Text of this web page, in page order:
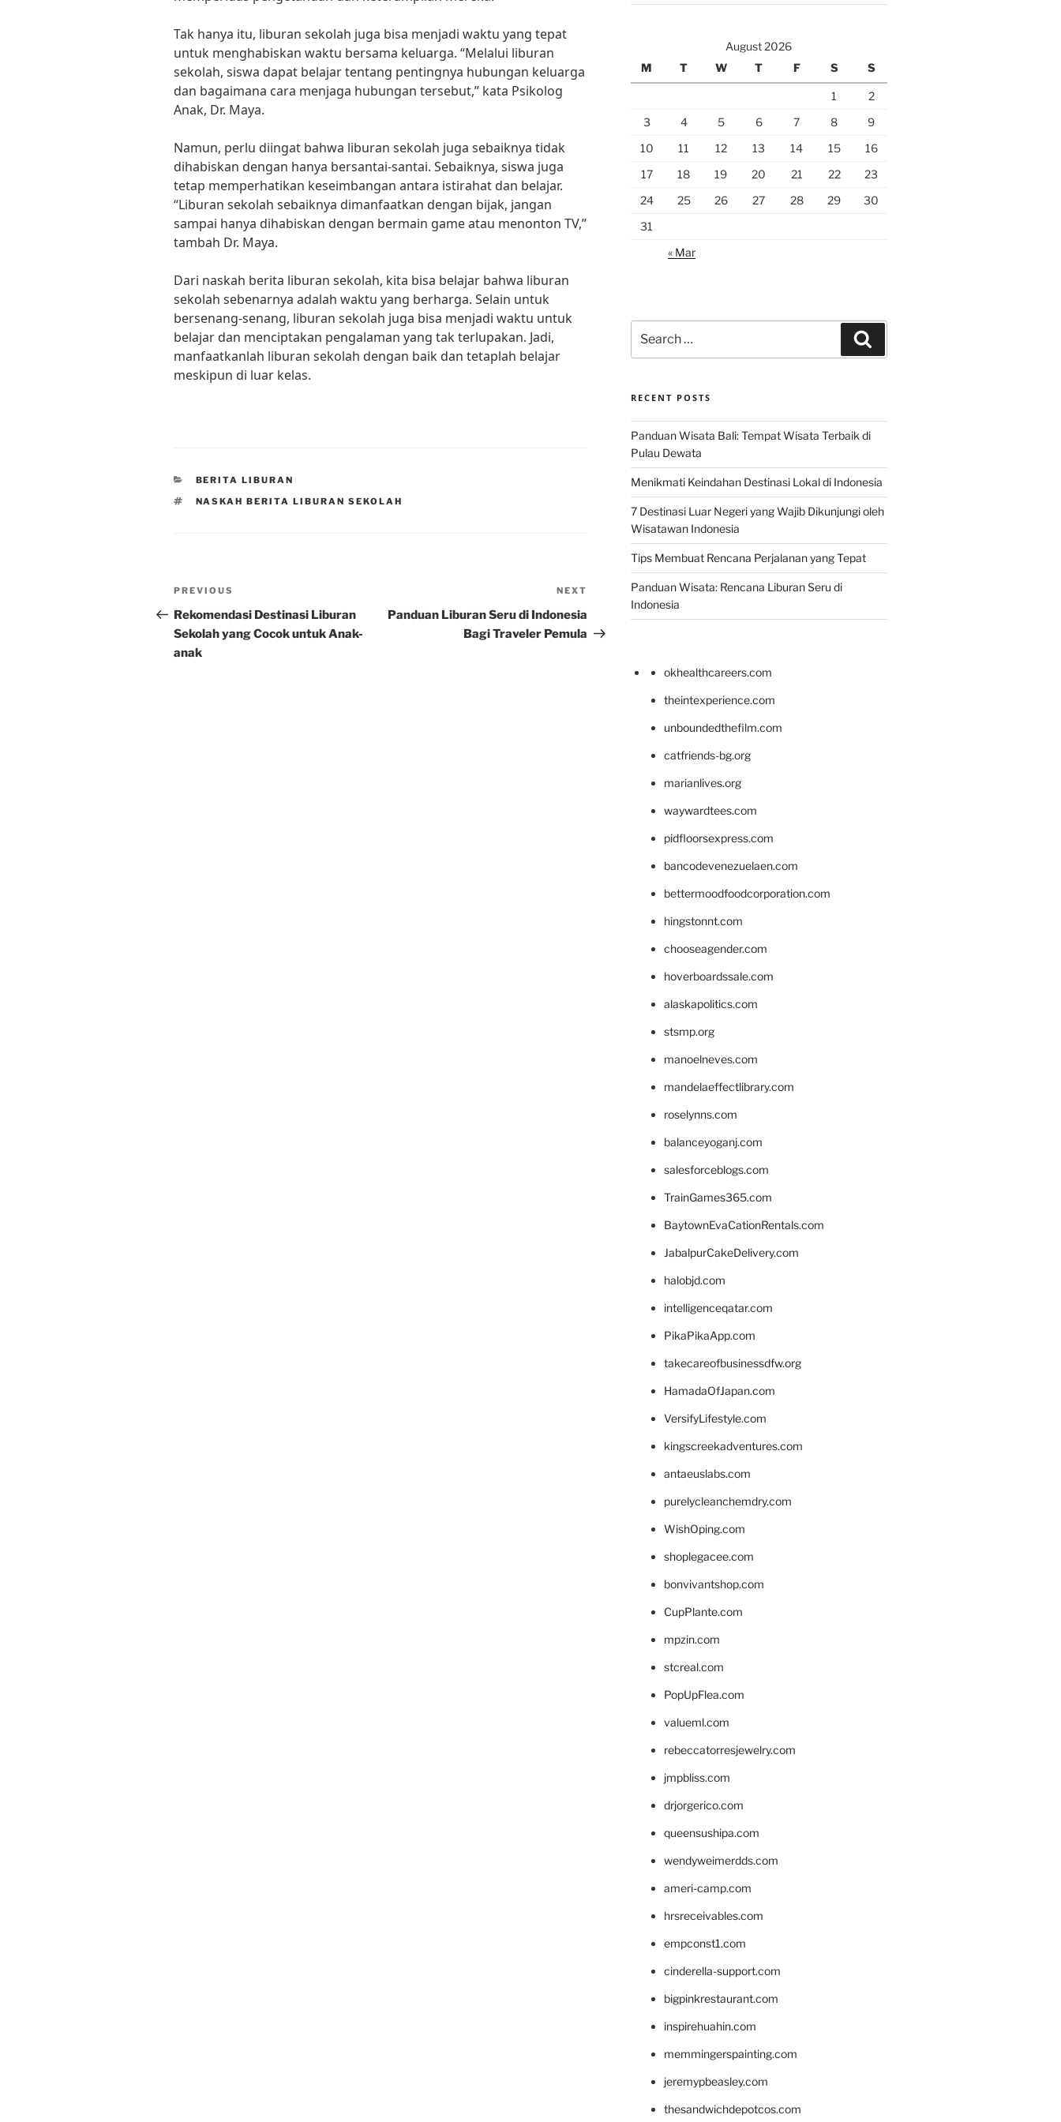
Tak hanya itu, liburan sekolah juga bisa menjadi waktu yang tepat
untuk menghabiskan waktu bersama keluarga. “Melalui liburan
sekolah, siswa dapat belajar tentang pentingnya hubungan keluarga
dan bagaimana cara menjaga hubungan tersebut,” kata Psikolog
Anak, Dr. Maya.
Namun, perlu diingat bahwa liburan sekolah juga sebaiknya tidak
dihabiskan dengan hanya bersantai-santai. Sebaiknya, siswa juga
tetap memperhatikan keseimbangan antara istirahat dan belajar.
“Liburan sekolah sebaiknya dimanfaatkan dengan bijak, jangan
sampai hanya dihabiskan dengan bermain game atau menonton TV,”
tambah Dr. Maya.
Dari naskah berita liburan sekolah, kita bisa belajar bahwa liburan
sekolah sebenarnya adalah waktu yang berharga. Selain untuk
bersenang-senang, liburan sekolah juga bisa menjadi waktu untuk
belajar dan menciptakan pengalaman yang tak terlupakan. Jadi,
manfaatkanlah liburan sekolah dengan baik dan tetaplah belajar
meskipun di luar kelas.
CATEGORIES
BERITA LIBURAN
TAGS
NASKAH BERITA LIBURAN SEKOLAH
Post
navigation
Previous
Post
PREVIOUS
Rekomendasi Destinasi Liburan
Sekolah yang Cocok untuk Anak-
anak
NEXT
Panduan Liburan Seru di Indonesia
Bagi Traveler Pemula
August 2026
M
T W T F S S
1
2
3
4 5 6 7 8
9
10
11 12 13 14 15
16
17
18 19 20 21 22
23
24
25 26 27 28 29
30
31
« Mar
for:
RECENT POSTS
Panduan Wisata Bali: Tempat Wisata Terbaik di
Pulau Dewata
Menikmati Keindahan Destinasi Lokal di Indonesia
7 Destinasi Luar Negeri yang Wajib Dikunjungi oleh
Wisatawan Indonesia
Tips Membuat Rencana Perjalanan yang Tepat
Panduan Wisata: Rencana Liburan Seru di
Indonesia
okhealthcareers.com
theintexperience.com
unboundedthefilm.com
catfriends-bg.org
marianlives.org
waywardtees.com
pidfloorsexpress.com
bancodevenezuelaen.com
bettermoodfoodcorporation.com
hingstonnt.com
chooseagender.com
hoverboardssale.com
alaskapolitics.com
stsmp.org
manoelneves.com
mandelaeffectlibrary.com
roselynns.com
balanceyoganj.com
salesforceblogs.com
TrainGames365.com
BaytownEvaCationRentals.com
JabalpurCakeDelivery.com
halobjd.com
intelligenceqatar.com
PikaPikaApp.com
takecareofbusinessdfw.org
HamadaOfJapan.com
VersifyLifestyle.com
kingscreekadventures.com
antaeuslabs.com
purelycleanchemdry.com
WishOping.com
shoplegacee.com
bonvivantshop.com
CupPlante.com
mpzin.com
stcreal.com
PopUpFlea.com
valueml.com
rebeccatorresjewelry.com
jmpbliss.com
drjorgerico.com
queensushipa.com
wendyweimerdds.com
ameri-camp.com
hrsreceivables.com
empconst1.com
cinderella-support.com
bigpinkrestaurant.com
inspirehuahin.com
memmingerspainting.com
jeremypbeasley.com
thesandwichdepotcos.com